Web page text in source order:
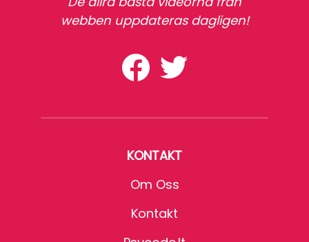
webben uppdateras dagligen!
KONTAKT
Om Oss
Kontakt